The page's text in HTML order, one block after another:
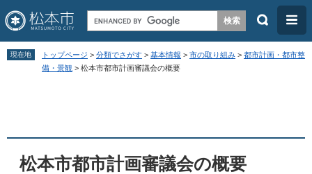
ペ
メ
検
メ
ニ
ュ
現在地 トップページ > 分類でさがす > 基本情報 > 市の取り組み > 都市計画・都市整
備・景観 > 松本市都市計画審議会の概要
松本市都市計画審議会の概要